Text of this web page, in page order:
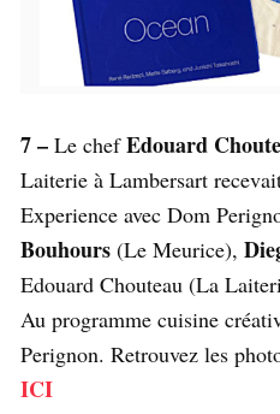
7 – Le chefEdouard
Laiterie à Lambersart
Experience avec Dom
Bouhours (Le Meurice),
Edouard Chouteau (La
Au programme cuisine
Perignon. Retrouvez les
ICI